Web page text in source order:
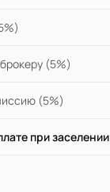
(5%)
(5%)
при заселении